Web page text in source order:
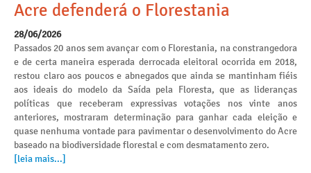
Acre defenderá o Florestania
28/06/2026
Passados 20 anos sem avançar com o Florestania, na constrangedora
e de certa maneira esperada derrocada eleitoral ocorrida em 2018,
restou claro aos poucos e abnegados que ainda se mantinham fiéis
aos ideais do modelo da Saída pela Floresta, que as lideranças
políticas que receberam expressivas votações nos vinte anos
anteriores, mostraram determinação para ganhar cada eleição e
quase nenhuma vontade para pavimentar o desenvolvimento do Acre
baseado na biodiversidade florestal e com desmatamento zero.
[leia mais...]